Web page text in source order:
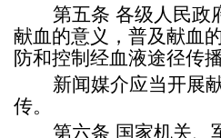
第五条 各级人民政
献血的意义，普及献血
防和控制经血液途径传
新闻媒介应当开展
传。
第六条 国家机关、